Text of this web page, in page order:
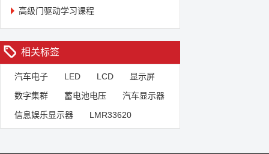
高级门驱动学习课程
相关标签
汽车电子 LED LCD
显示屏
数字集群
蓄电池电压
汽车显示器
信息娱乐显示器
LMR33620